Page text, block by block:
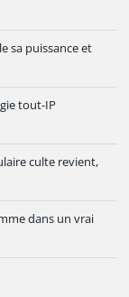
sa puissance et
tout-IP
culte revient,
dans un vrai